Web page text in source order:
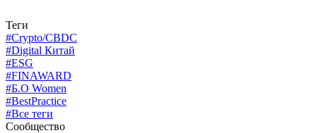
Теги
#Crypto/CBDC
#Digital Китай
#ESG
#FINAWARD
#Б.О Women
#BestPractice
#Все теги
Сообщество